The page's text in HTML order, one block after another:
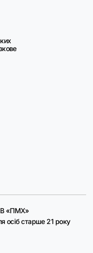
«ПМХ»
осіб старше 21 року